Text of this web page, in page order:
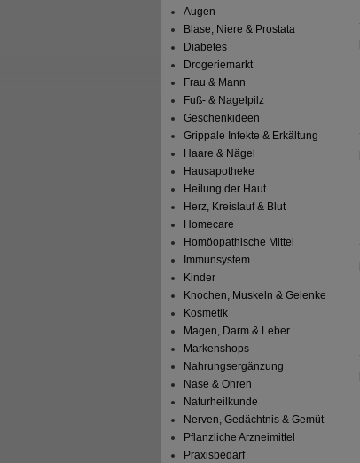
Augen
Blase, Niere & Prostata
Diabetes
Drogeriemarkt
Frau & Mann
Fuß- & Nagelpilz
Geschenkideen
Grippale Infekte & Erkältung
Haare & Nägel
Hausapotheke
Heilung der Haut
Herz, Kreislauf & Blut
Homecare
Homöopathische Mittel
Immunsystem
Kinder
Knochen, Muskeln & Gelenke
Kosmetik
Magen, Darm & Leber
Markenshops
Nahrungsergänzung
Nase & Ohren
Naturheilkunde
Nerven, Gedächtnis & Gemüt
Pflanzliche Arzneimittel
Praxisbedarf